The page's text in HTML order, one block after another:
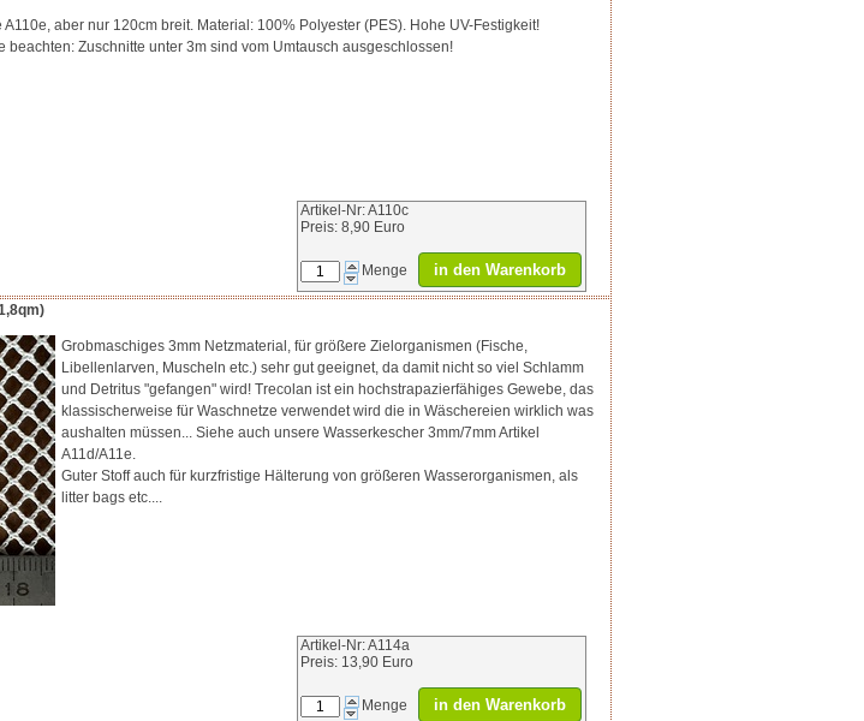
A110e, aber nur 120cm breit. Material: 100% Polyester (PES). Hohe UV-Festigkeit!
beachten: Zuschnitte unter 3m sind vom Umtausch ausgeschlossen!
Artikel-Nr: A110c
Preis: 8,90 Euro
Menge in den Warenkorb
Grobmaschiges 3mm Netzmaterial, für größere Zielorganismen (Fische,
Libellenlarven, Muscheln etc.) sehr gut geeignet, da damit nicht so viel Schlamm
und Detritus "gefangen" wird! Trecolan ist ein hochstrapazierfähiges Gewebe, das
klassischerweise für Waschnetze verwendet wird die in Wäschereien wirklich was
aushalten müssen... Siehe auch unsere Wasserkescher 3mm/7mm Artikel
A11d/A11e.
Guter Stoff auch für kurzfristige Hälterung von größeren Wasserorganismen, als
litter bags etc....
Artikel-Nr: A114a
Preis: 13,90 Euro
Menge in den Warenkorb